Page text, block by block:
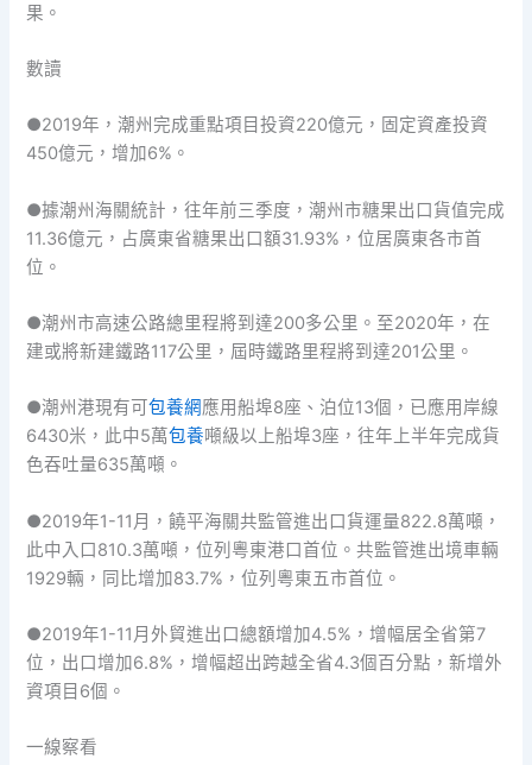
果。
數讀
●2019年，潮州完成重點項目投資220億元，固定資產投資
450億元，增加6%。
●據潮州海關統計，往年前三季度，潮州市糖果出口貨值完成
11.36億元，占廣東省糖果出口額31.93%，位居廣東各市首
位。
●潮州市高速公路總里程將到達200多公里。至2020年，在
建或將新建鐵路117公里，屆時鐵路里程將到達201公里。
●潮州港現有可包養網應用船埠8座、泊位13個，已應用岸線
6430米，此中5萬包養噸級以上船埠3座，往年上半年完成貨
色吞吐量635萬噸。
●2019年1-11月，饒平海關共監管進出口貨運量822.8萬噸，
此中入口810.3萬噸，位列粵東港口首位。共監管進出境車輛
1929輛，同比增加83.7%，位列粵東五市首位。
●2019年1-11月外貿進出口總額增加4.5%，增幅居全省第7
位，出口增加6.8%，增幅超出跨越全省4.3個百分點，新增外
資項目6個。
一線察看